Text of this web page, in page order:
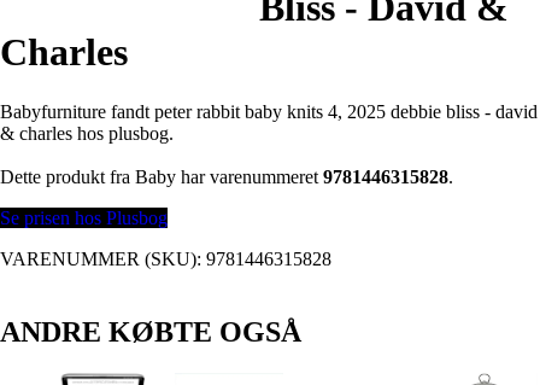
Charles
Babyfurniture fandt peter rabbit baby knits 4, 2025 debbie bliss - david
& charles hos plusbog.
Dette produkt fra Baby har varenummeret 9781446315828.
Se prisen hos Plusbog
VARENUMMER (SKU): 9781446315828
ANDRE KØBTE OGSÅ